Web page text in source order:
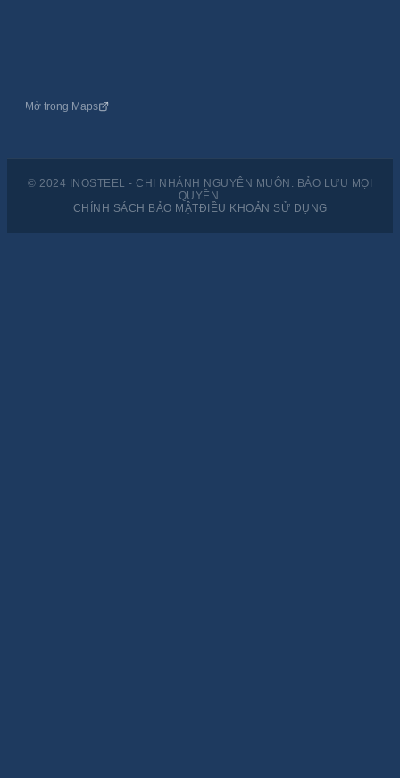
Mở trong Maps
© 2024 INOSTEEL - CHI NHÁNH NGUYÊN MUÔN. BẢO LƯU MỌI
QUYỀN.
CHÍNH SÁCH BẢO MẬTĐIỀU KHOẢN SỬ DỤNG